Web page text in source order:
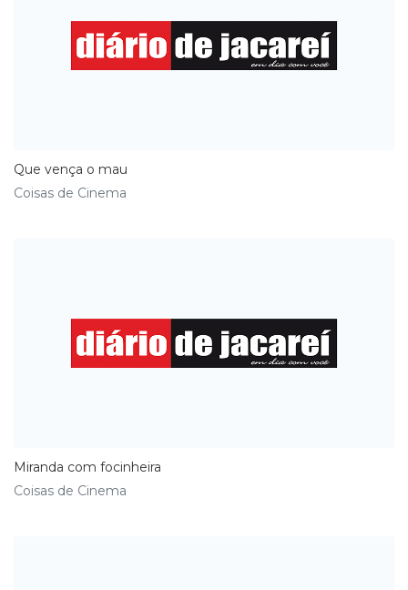
Que vença o mau
Coisas de Cinema
​Miranda com focinheira
Coisas de Cinema